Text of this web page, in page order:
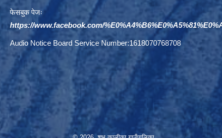
फेसबुक पेजः
https://www.facebook.com/
Audio Notice Board Service Number:1618070768708